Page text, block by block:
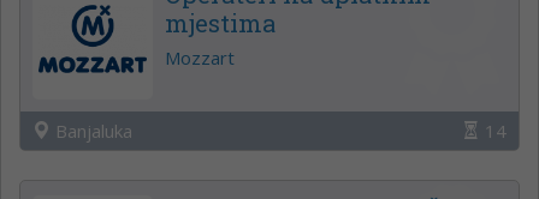
mjestima
Mozzart
Banjaluka 14